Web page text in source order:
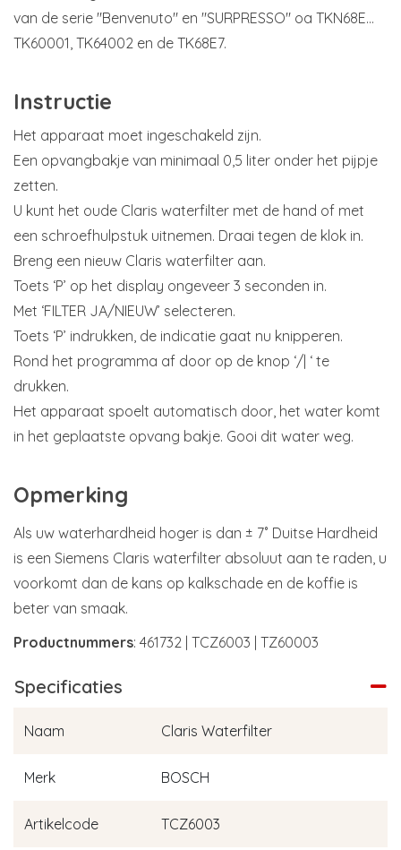
van de serie "Benvenuto" en "SURPRESSO" oa TKN68E…
TK60001, TK64002 en de TK68E7.
Instructie
Het apparaat moet ingeschakeld zijn.
Een opvangbakje van minimaal 0,5 liter onder het pijpje
zetten.
U kunt het oude Claris waterfilter met de hand of met
een schroefhulpstuk uitnemen. Draai tegen de klok in.
Breng een nieuw Claris waterfilter aan.
Toets ‘P’ op het display ongeveer 3 seconden in.
Met ‘FILTER JA/NIEUW’ selecteren.
Toets ‘P’ indrukken, de indicatie gaat nu knipperen.
Rond het programma af door op de knop ‘/| ‘ te
drukken.
Het apparaat spoelt automatisch door, het water komt
in het geplaatste opvang bakje. Gooi dit water weg.
Opmerking
Als uw waterhardheid hoger is dan ± 7˚ Duitse Hardheid
is een Siemens Claris waterfilter absoluut aan te raden, u
voorkomt dan de kans op kalkschade en de koffie is
beter van smaak.
Productnummers: 461732 | TCZ6003 | TZ60003
Specificaties
Naam Claris Waterfilter
Merk BOSCH
Artikelcode TCZ6003